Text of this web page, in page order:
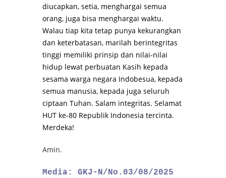
diucapkan, setia, menghargai semua
orang, juga bisa menghargai waktu.
Walau tiap kita tetap punya kekurangkan
dan keterbatasan, marilah berintegritas
tinggi memiliki prinsip dan nilai-nilai
hidup lewat perbuatan Kasih kepada
sesama warga negara Indobesua, kepada
semua manusia, kepada juga seluruh
ciptaan Tuhan. Salam integritas. Selamat
HUT ke-80 Republik Indonesia tercinta.
Merdeka!
Amin.
Media: GKJ-N/No.03/08/2025